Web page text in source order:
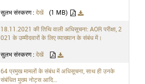
सुलभ संस्करण :देखें (1 MB)
18.11.2021 की तिथि वाली अधिसूचना: AOR परीक्षा, 2
021 के उम्मीदवारों के लिए व्याख्यान के संबंध में।
सुलभ संस्करण : देखें
64 प्रमुख मामलों के संबंध में अधिसूचना, साथ ही उनके
संबंधित मुख्य नोट्स आदि…